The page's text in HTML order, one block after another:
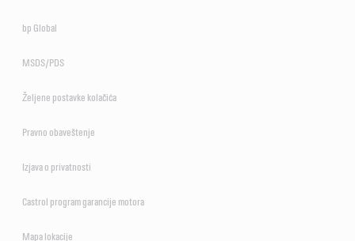
bp Global
MSDS/PDS
Željene postavke kolačića
Pravno obaveštenje
Izjava o privatnosti
Castrol program garancije motora
Mapa lokacije